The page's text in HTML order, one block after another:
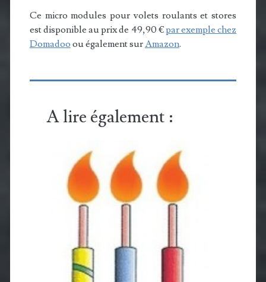
Ce micro modules pour volets roulants et stores
est disponible au prix de 49,90 €par exemple chez
Domadoo ou également surAmazon.
A lire également :